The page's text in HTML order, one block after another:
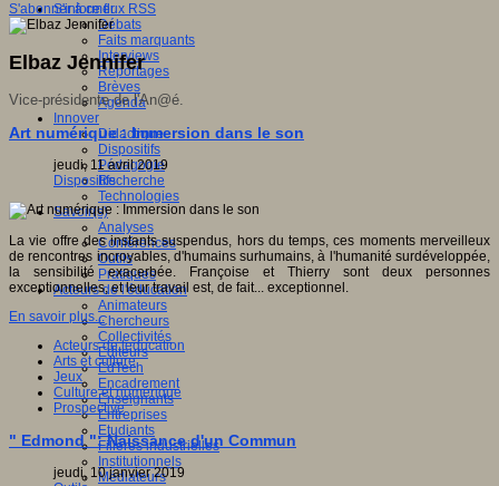
S'informer
Débats
Faits marquants
Interviews
Reportages
Brèves
Agenda
Innover
Didactique
Dispositifs
Pédagogie
Recherche
Technologies
Savoir(s)
Analyses
Conférences
Outils
Pratiques
Acteurs de l'éducation
Animateurs
Chercheurs
Collectivités
Editeurs
EdTech
Encadrement
Enseignants
Entreprises
Etudiants
Filières industrielles
Institutionnels
Médiateurs
S'abonner à ce flux RSS
Elbaz Jennifer
Vice-présidente de l'An@é.
Art numérique : Immersion dans le son
jeudi, 11 avril 2019
Dispositifs
La vie offre des instants suspendus, hors du temps, ces moments merveilleux
de rencontres incroyables, d'humains surhumains, à l'humanité surdéveloppée,
la sensibilité exacerbée. Françoise et Thierry sont deux personnes
exceptionnelles, et leur travail est, de fait... exceptionnel.
En savoir plus...
Acteurs de leducation
Arts et culture
Jeux
Culture et numérique
Prospective
" Edmond ": Naissance d'un Commun
jeudi, 10 janvier 2019